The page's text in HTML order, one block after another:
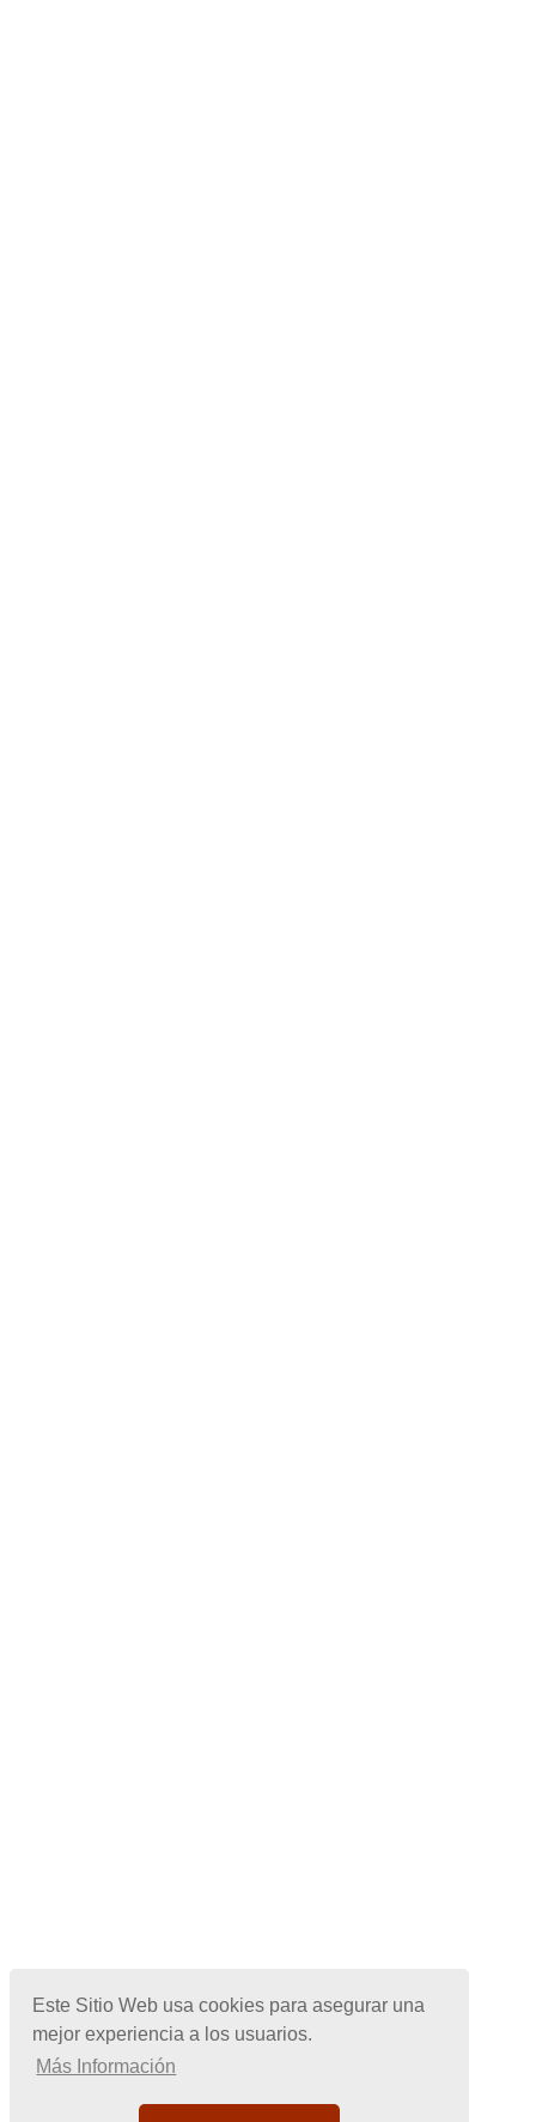
Este Sitio Web usa cookies para asegurar una
mejor experiencia a los usuarios.
Más Información